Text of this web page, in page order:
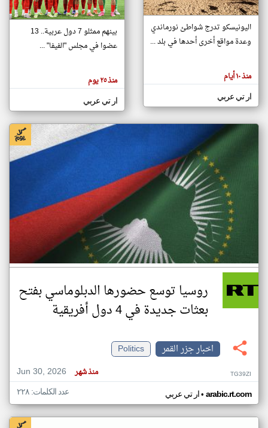
تغيير الدولة
اخبار جزر القمر على مدار الساعة
أهم اخبار جزر القمر العاجلة والمباشرة
هنا عن
وجهة
كاتبيها.
اليونيسكو تدرج شواطئ نورماندي
وعدة مواقع أخرى أحدها في بلد ...
منذ ١٠ أيام
ار تي عربي
بينهم ممثلو 7 دول عربية.. 13
عضوا في مجلس "الفيفا" ...
منذ ٢٥ يوم
ار تي عربي
روسيا توسع حضورها الدبلوماسي بفتح
بعثات جديدة في 4 دول أفريقية
اخبار جزر القمر
Politics
Jun 30, 2026
منذ شهر TG39ZI
ار تي عربي• arabic.rt.com عدد الكلمات: ٢٢٨
klyoum.com